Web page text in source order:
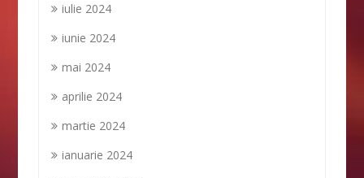
iulie 2024
iunie 2024
mai 2024
aprilie 2024
martie 2024
ianuarie 2024